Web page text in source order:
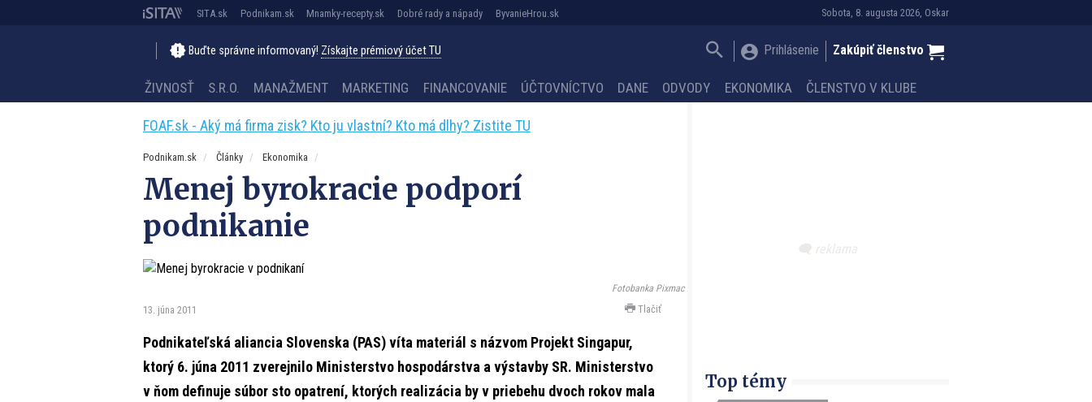
Sobota, 8. augusta 2026, Oskar
SITA.sk Podnikam.sk Mnamky-recepty.sk Dobré rady a nápady ByvanieHrou.sk
Buďte správne informovaný! Získajte prémiový účet TU Prihlásenie Zakúpiť členstvo
ŽIVNOSŤ S.R.O. MANAŽMENT MARKETING FINANCOVANIE ÚČTOVNÍCTVO DANE ODVODY EKONOMIKA ČLENSTVO V KLUBE
FOAF.sk - Aký má firma zisk? Kto ju vlastní? Kto má dlhy? Zistite TU
Podnikam.sk Články Ekonomika
Menej byrokracie podporí
podnikanie
Fotobanka Pixmac
13. júna 2011 Tlačiť
Podnikateľská aliancia Slovenska (PAS) víta materiál s názvom Projekt Singapur,
ktorý 6. júna 2011 zverejnilo Ministerstvo hospodárstva a výstavby SR. Ministerstvo
v ňom definuje súbor sto opatrení, ktorých realizácia by v priebehu dvoch rokov mala
Top témy